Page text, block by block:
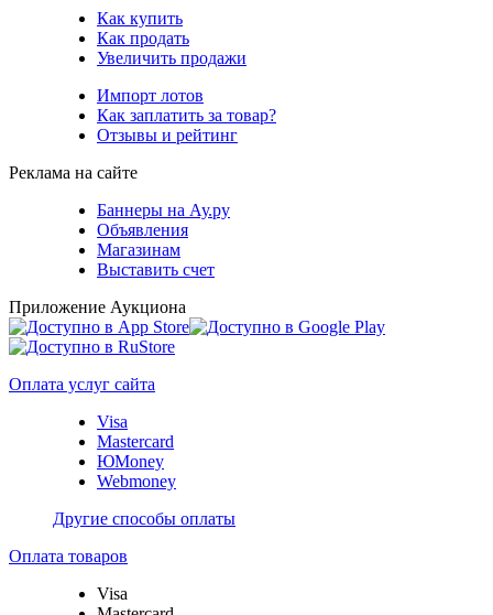
Как купить
Как продать
Увеличить продажи
Импорт лотов
Как заплатить за товар?
Отзывы и рейтинг
Реклама на сайте
Баннеры на Ау.ру
Объявления
Магазинам
Выставить счет
Приложение Аукциона
Оплата услуг сайта
Visa
Mastercard
ЮMoney
Webmoney
Другие способы оплаты
Оплата товаров
Visa